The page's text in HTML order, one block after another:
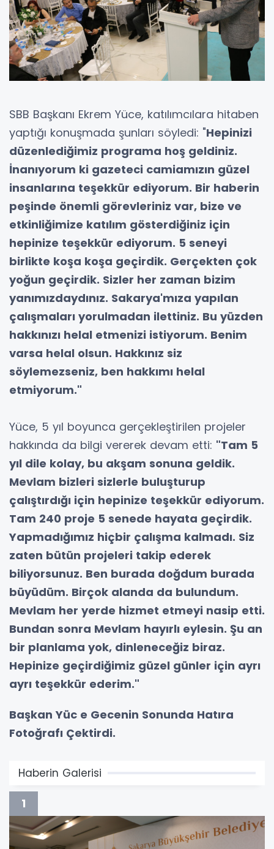
SBB Başkanı Ekrem Yüce, katılımcılara hitaben
yaptığı konuşmada şunları söyledi: "Hepinizi
düzenlediğimiz programa hoş geldiniz.
İnanıyorum ki gazeteci camiamızın güzel
insanlarına teşekkür ediyorum. Bir haberin
peşinde önemli görevleriniz var, bize ve
etkinliğimize katılım gösterdiğiniz için
hepinize teşekkür ediyorum. 5 seneyi
birlikte koşa koşa geçirdik. Gerçekten çok
yoğun geçirdik. Sizler her zaman bizim
yanımızdaydınız. Sakarya'mıza yapılan
çalışmaları yorulmadan ilettiniz. Bu yüzden
hakkınızı helal etmenizi istiyorum. Benim
varsa helal olsun. Hakkınız siz
söylemezseniz, ben hakkımı helal
etmiyorum."
Yüce, 5 yıl boyunca gerçekleştirilen projeler
hakkında da bilgi vererek devam etti: "Tam 5
yıl dile kolay, bu akşam sonuna geldik.
Mevlam bizleri sizlerle buluşturup
çalıştırdığı için hepinize teşekkür ediyorum.
Tam 240 proje 5 senede hayata geçirdik.
Yapmadığımız hiçbir çalışma kalmadı. Siz
zaten bütün projeleri takip ederek
biliyorsunuz. Ben burada doğdum burada
büyüdüm. Birçok alanda da bulundum.
Mevlam her yerde hizmet etmeyi nasip etti.
Bundan sonra Mevlam hayırlı eylesin. Şu an
bir planlama yok, dinleneceğiz biraz.
Hepinize geçirdiğimiz güzel günler için ayrı
ayrı teşekkür ederim."
Başkan Yüc e Gecenin Sonunda Hatıra
Fotoğrafı Çektirdi.
Haberin Galerisi
1